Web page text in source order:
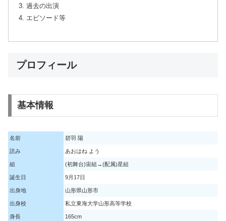
過去の出演
エピソード等
プロフィール
基本情報
名前 碧羽 陽
読み あおはね よう
組 (初舞台)宙組→(配属)星組
誕生日 9月17日
出身地 山形県山形市
出身校 私立東海大学山形高等学校
身長 165cm